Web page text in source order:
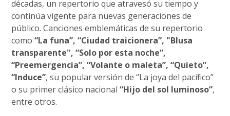
décadas, un repertorio que atravesó su tiempo y
continúa vigente para nuevas generaciones de
público. Canciones emblemáticas de su repertorio
como“La funa”, “Ciudad traicionera”, "Blusa
transparente", “Solo por esta noche”,
“Preemergencia”, “Volante o maleta”, “Quieto”,
“Induce”, su popular versión de “La joya del pacífico”
o su primer clásico nacional“Hijo del sol luminoso”,
entre otros.